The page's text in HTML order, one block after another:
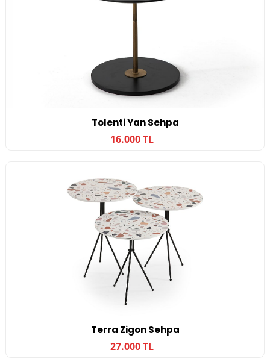
Tolenti Yan Sehpa
16.000 TL
Terra Zigon Sehpa
27.000 TL